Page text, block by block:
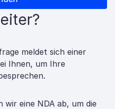
meldet sich einer
Ihnen, um Ihre
wir eine NDA ab, um die